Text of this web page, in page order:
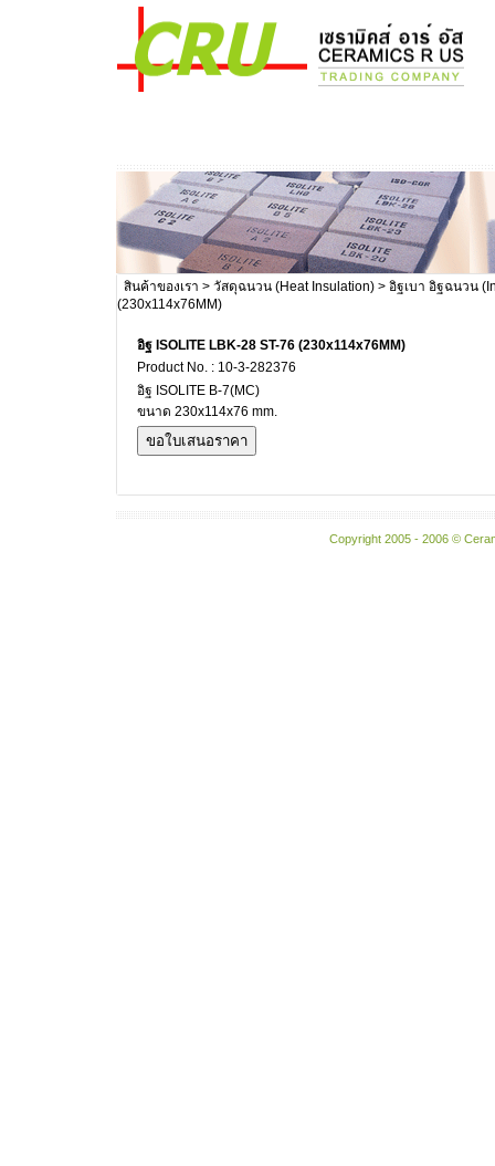
สินค้าของเรา > วัสดุฉนวน (Heat Insulation) > อิฐเบา อิฐฉนวน
(230x114x76MM)
อิฐ ISOLITE LBK-28 ST-76 (230x114x76MM)
Product No. : 10-3-282376
อิฐ ISOLITE B-7(MC)
ขนาด 230x114x76 mm.
Copyright 2005 - 2006 ©